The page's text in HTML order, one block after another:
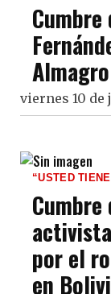
viernes 10 de
“USTED
por el
en